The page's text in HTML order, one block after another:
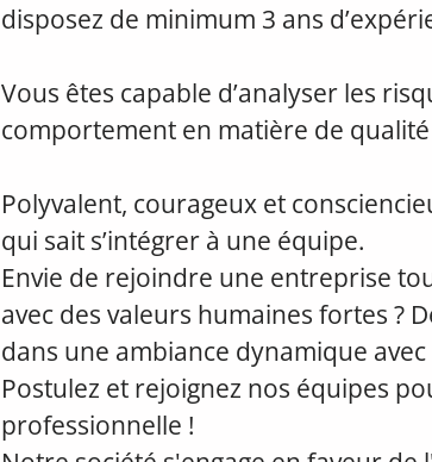
disposez de minimum 3 ans
Vous êtes capable d’analyser les
comportement en matière de
Polyvalent, courageux et
qui sait s’intégrer à une équipe.
Envie de rejoindre une entreprise
avec des valeurs humaines fortes ?
dans une ambiance dynamique
Postulez et rejoignez nos équipes
professionnelle !